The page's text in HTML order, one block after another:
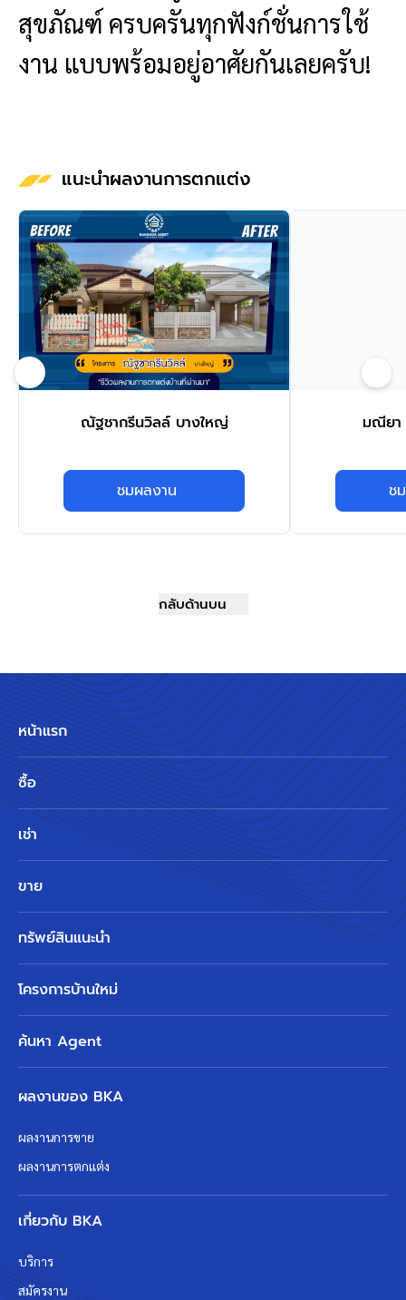
สุขภัณฑ์ ครบครันทุกฟังก์ชั่นการใช้
งาน แบบพร้อมอยู่อาศัยกันเลยครับ!
แนะนำผลงานการตกแต่ง
ณัฐชากรีนวิลล์ บางใหญ่
ชมผลงาน
มณียา
ช
กลับด้านบน
หน้าแรก
ซื้อ
เช่า
ขาย
ทรัพย์สินแนะนำ
โครงการบ้านใหม่
ค้นหา Agent
ผลงานของ BKA
ผลงานการขาย
ผลงานการตกแต่ง
เกี่ยวกับ BKA
บริการ
สมัครงาน